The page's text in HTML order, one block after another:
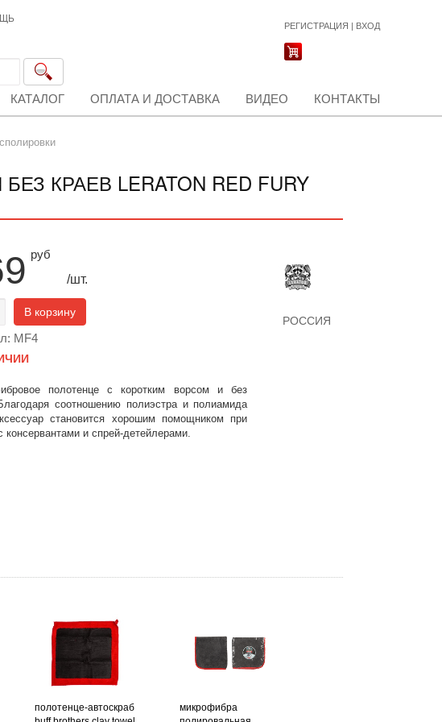
РЕГИСТРАЦИЯ | ВХОД
КАТАЛОГ ОПЛАТА И ДОСТАВКА ВИДЕО КОНТАКТЫ
КРАЕВ LERATON RED FURY
руб
/шт.
В корзину
MF4
полотенце с коротким ворсом и без
соотношению полиэстра и полиамида
становится хорошим помощником при
консервантами и спрей-детейлерами.
РОССИЯ
полотенце-автоскраб
микрофибра